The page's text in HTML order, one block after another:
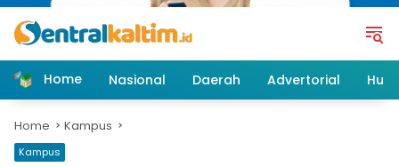
Home Nasional Daerah Advertorial
Home Kampus
Kampus